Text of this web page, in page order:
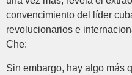
convencimiento del líder
revolucionarios e
Che:
Sin embargo, hay algo más